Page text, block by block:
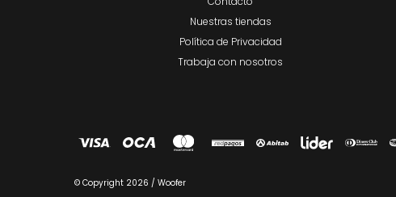
Nuestras tiendas
Política de Privacidad
Trabaja con nosotros
© Copyright 2026 / Woofer